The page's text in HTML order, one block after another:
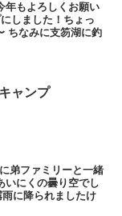
年もよろしくお願い
しました！ちょっ
ちなみに支笏湖に釣
ャンプ
弟ファミリーと一緒
いにくの曇り空でし
に降られましたけ